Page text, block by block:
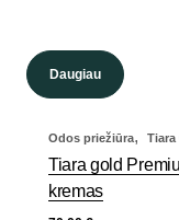
Daugiau
Odos priežiūra, Tiara
Tiara gold
kremas